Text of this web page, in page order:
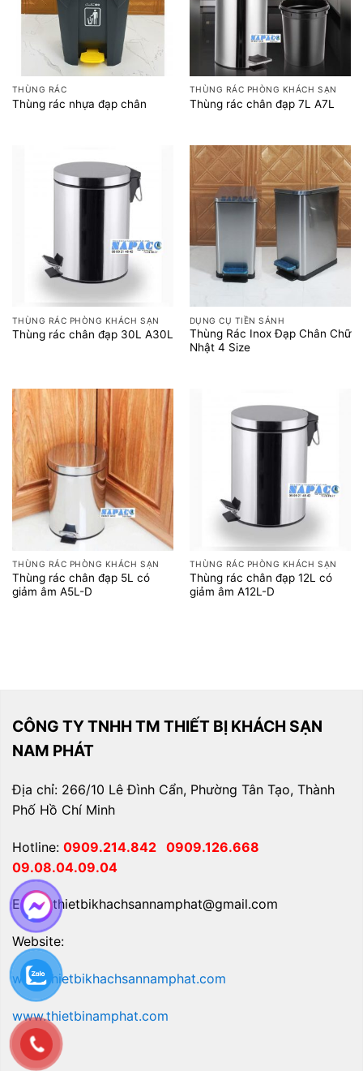
THÙNG RÁC
Thùng rác nhựa đạp chân
THÙNG RÁC PHÒNG KHÁCH SẠN
Thùng rác chân đạp 7L A7L
THÙNG RÁC PHÒNG KHÁCH SẠN
Thùng rác chân đạp 30L A30L
DỤNG CỤ TIỀN SẢNH
Thùng Rác Inox Đạp Chân Chữ
Nhật 4 Size
THÙNG RÁC PHÒNG KHÁCH SẠN
Thùng rác chân đạp 5L có
giảm âm A5L-D
THÙNG RÁC PHÒNG KHÁCH SẠN
Thùng rác chân đạp 12L có
giảm âm A12L-D
CÔNG TY TNHH TM THIẾT BỊ KHÁCH SẠN
NAM PHÁT
Địa chỉ: 266/10 Lê Đình Cẩn, Phường Tân Tạo, Thành
Phố Hồ Chí Minh
Hotline: 0909.214.842 0909.126.668
09.08.04.09.04
Email: thietbikhachsannamphat@gmail.com
Website:
www.thietbikhachsannamphat.com
www.thietbinamphat.com